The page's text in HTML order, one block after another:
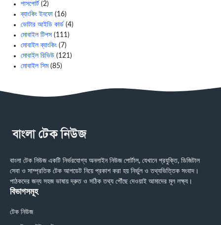
পাসপোর্ট (2)
ব্যাংকিং ইনফো (16)
ভোটার আইডি কার্ড (4)
মোবাইল টিপস (111)
মোবাইল ব্যাংকিং (7)
মোবাইল রিভিউ (121)
মোবাইল সিম(85)
বাংলা টেক নিউজ একটি নির্ভরযোগ্য অনলাইন নিউজ পোর্টাল, যেখানে প্রযুক্তি, ডিজিটাল
সেবা ও সাম্প্রতিক টেক আপডেট নিয়ে প্রকাশ করা হয় নির্ভুল ও তথ্যভিত্তিক সংবাদ।
পাঠকদের জন্য সহজ ভাষায় দ্রুত ও সঠিক তথ্য পৌঁছে দেওয়াই আমাদের মূল লক্ষ্য।
বিভাগসমূহ
টেক নিউজ